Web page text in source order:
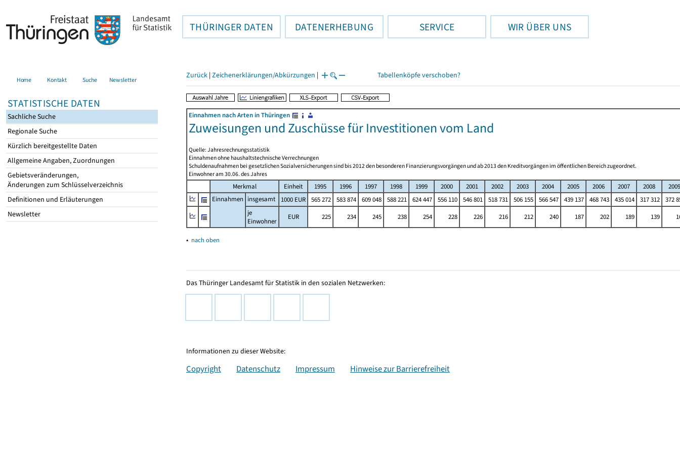
THÜRINGER DATEN DATENERHEBUNG SERVICE WIR ÜBER UNS
Home Kontakt Suche Newsletter
STATISTISCHE DATEN
Sachliche Suche
Regionale Suche
Kürzlich bereitgestellte Daten
Allgemeine Angaben, Zuordnungen
Gebietsveränderungen,
Änderungen zum Schlüsselverzeichnis
Definitionen und Erläuterungen
Newsletter
Zurück | Zeichenerklärungen/Abkürzungen | Tabellenköpfe verschoben?
Einnahmen nach Arten in Thüringen
Zuweisungen und Zuschüsse für Investitionen vom Land
Quelle: Jahresrechnungsstatistik
Einnahmen ohne haushaltstechnische Verrechnungen
Schuldenaufnahmen bei gesetzlichen Sozialversicherungen sind bis 2012 den besonderen Finanzierungsvorgängen und ab 2013 den Kreditvorgängen im öffentlichen Bereich zugeordnet.
Einwohner am 30.06. des Jahres
Merkmal Einheit 1995 1996 1997 1998 1999 2000 2001 2002 2003 2004 2005 2006 2007 2008
2009
Einnahmen insgesamt 1000 EUR 565 272 583 874 609 048 588 221 624 447 556 110 546 801 518 731 506 155 566 547 439 137 468 743 435 014 317 312
372
je
Einwohner
EUR 225 234 245 238 254 228 226 216 212 240 187 202 189 139
▴ nach oben
Das Thüringer Landesamt für Statistik in den sozialen Netzwerken:
Informationen zu dieser Website:
Copyright Datenschutz Impressum Hinweise zur Barrierefreiheit